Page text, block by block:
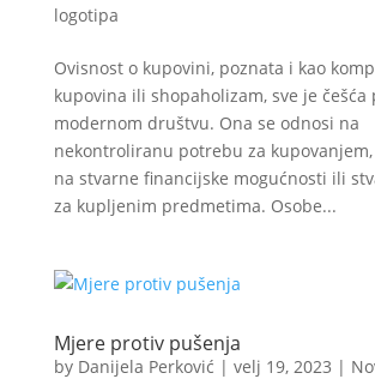
logotipa
Ovisnost o kupovini, poznata i kao
kupovina ili shopaholizam, sve je češća
modernom društvu. Ona se odnosi na
nekontroliranu potrebu za
na stvarne financijske mogućnosti ili
za kupljenim predmetima. Osobe...
Mjere protiv pušenja
by Danijela Perković | velj 19, 2023 |